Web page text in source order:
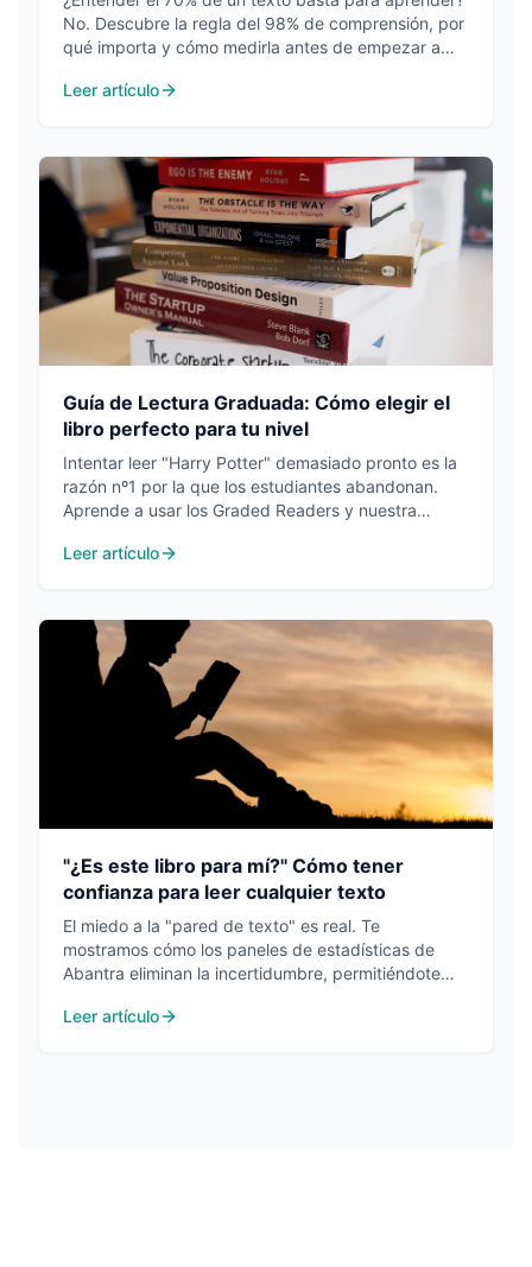
No. Descubre la regla del 98% de comprensión, por
qué importa y cómo medirla antes de empezar a
Leer artículo
Guía de Lectura Graduada: Cómo elegir el
libro perfecto para tu nivel
Intentar leer "Harry Potter" demasiado pronto es la
razón nº1 por la que los estudiantes abandonan.
Aprende a usar los Graded Readers y nuestra
Ricitos de Oro".
Leer artículo
"¿Es este libro para mí?" Cómo tener
confianza para leer cualquier texto
El miedo a la "pared de texto" es real. Te
mostramos cómo los paneles de estadísticas de
Abantra eliminan la incertidumbre, permitiéndote
ANTES de empezar a leer.
Leer artículo